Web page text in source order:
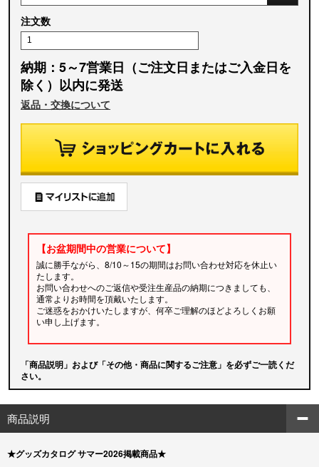
注文数
納期：5～7営業日（ご注文日またはご入金日を
除く）以内に発送
返品・交換について
【お盆期間中の営業について】
誠に勝手ながら、8/10～15の期間はお問い合わせ対応を休止い
たします。
お問い合わせへのご返信や受注生産品の納期につきましても、
通常よりお時間を頂戴いたします。
ご迷惑をおかけいたしますが、何卒ご理解のほどよろしくお願
い申し上げます。
「商品説明」および「その他・商品に関するご注意」を必ずご一読くだ
さい。
商品説明
★グッズカタログ サマー2026掲載商品★